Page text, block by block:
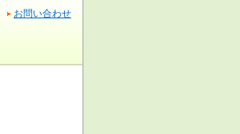
お問い合わせ